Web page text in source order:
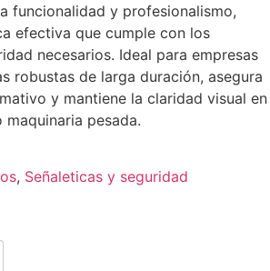
funcionalidad y profesionalismo,
efectiva que cumple con los
necesarios. Ideal para empresas
robustas de larga duración, asegura
y mantiene la claridad visual en
pesada.
, Señaleticas y seguridad